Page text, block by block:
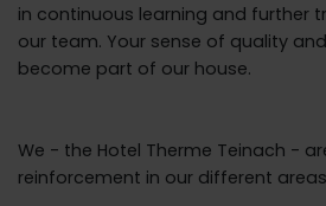
in continuous learning and further
our team. Your sense of quality
become part of our house.
We - the Hotel Therme Teinach -
reinforcement in our different